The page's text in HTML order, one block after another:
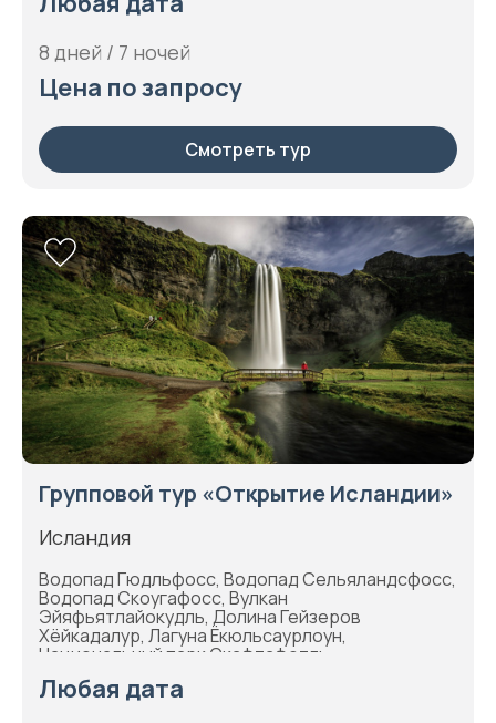
8 дней / 7 ночей
Цена по запросу
Смотреть тур
Групповой тур «Открытие Исландии»
Исландия
Водопад Гюдльфосс, Водопад Сельяландсфосс,
Водопад Скоугафосс, Вулкан
Эйяфьятлайокудль, Долина Гейзеров
Хёйкадалур, Лагуна Ёкюльсаурлоун,
Национальный парк Скафтафетль,
Национальный парк Тингвеллир, Рейкьявик
Любая дата